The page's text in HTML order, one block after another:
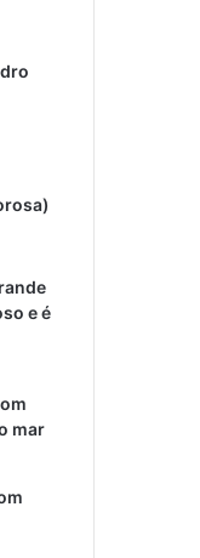
e é
mar